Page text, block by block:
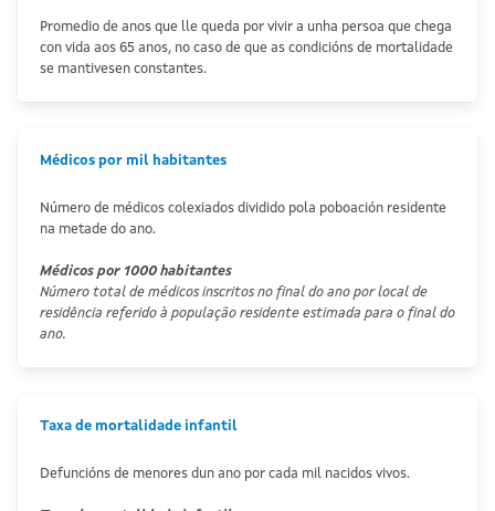
Promedio de anos que lle queda por vivir a unha persoa que chega
con vida aos 65 anos, no caso de que as condicións de mortalidade
se mantivesen constantes.
Médicos por mil habitantes
Número de médicos colexiados dividido pola poboación residente
na metade do ano.
Médicos por 1000 habitantes
Número total de médicos inscritos no final do ano por local de
residência referido à população residente estimada para o final do
ano.
Taxa de mortalidade infantil
Defuncións de menores dun ano por cada mil nacidos vivos.